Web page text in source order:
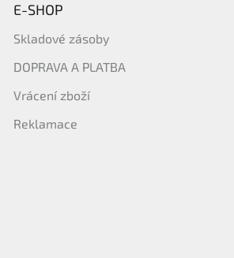
E-SHOP
Skladové zásoby
DOPRAVA A PLATBA
Vrácení zboží
Reklamace